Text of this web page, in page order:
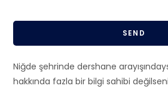
SEND
T
h
Niğde şehrinde dershane
hakkında fazla bir bilgi sahibi